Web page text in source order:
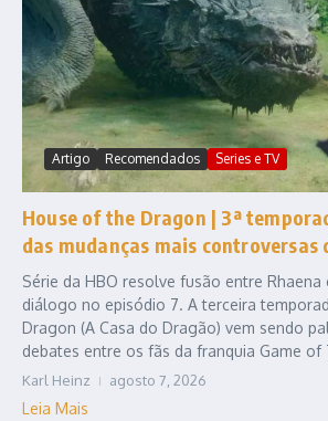
Artigo Recomendados Series e TV
House of the Dragon | 3ª
das mudanças mais controversas
Série da HBO resolve fusão entre
diálogo no episódio 7. A terceira
Dragon (A Casa do Dragão) vem sendo
debates entre os fãs da franquia Game of
Karl Heinz agosto 7, 2026
Leia Mais